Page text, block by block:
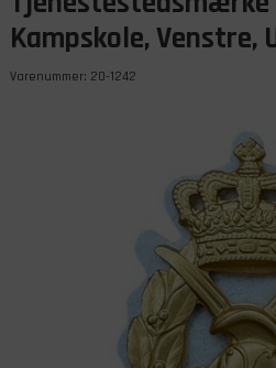
Kampskole, Venstre,
Varenummer: 20-1242